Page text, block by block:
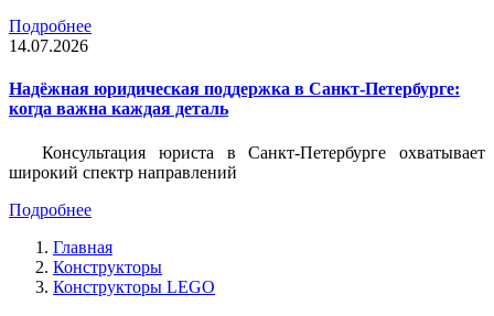
Подробнее
14.07.2026
Надёжная юридическая поддержка в Санкт-Петербурге:
когда важна каждая деталь
Консультация юриста в Санкт-Петербурге охватывает
широкий спектр направлений
Подробнее
Главная
Конструкторы
Конструкторы LEGO